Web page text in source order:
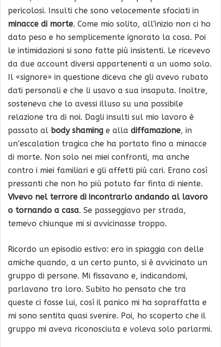
pericolosi. Insulti che sono velocemente sfociati in
minacce di morte. Come mio solito, all’inizio non ci ho
dato peso e ho semplicemente ignorato la cosa. Poi
le intimidazioni si sono fatte più insistenti. Le ricevevo
da due account diversi appartenenti a un uomo solo.
Il «signore» in questione diceva che gli avevo rubato
dati personali e che li usavo a sua insaputa. Inoltre,
sosteneva che lo avessi illuso su una possibile
relazione tra di noi. Dagli insulti sul mio lavoro è
passato al body shaming e alla diffamazione, in
un’escalation tragica che ha portato fino a minacce
di morte. Non solo nei miei confronti, ma anche
contro i miei familiari e gli affetti più cari. Erano così
pressanti che non ho più potuto far finta di niente.
Vivevo nel terrore di incontrarlo andando al lavoro
o tornando a casa. Se passeggiavo per strada,
temevo chiunque mi si avvicinasse troppo.
Ricordo un episodio estivo: ero in spiaggia con delle
amiche quando, a un certo punto, si è avvicinato un
gruppo di persone. Mi fissavano e, indicandomi,
parlavano tra loro. Subito ho pensato che tra
queste ci fosse lui, così il panico mi ha sopraffatta e
mi sono sentita quasi svenire. Poi, ho scoperto che il
gruppo mi aveva riconosciuta e voleva solo parlarmi.